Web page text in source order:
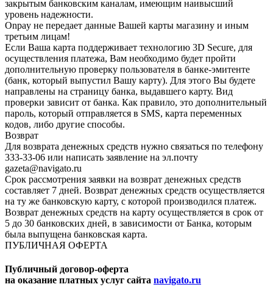
закрытым банковским каналам, имеющим наивысший
уровень надежности.
Onpay не передает данные Вашей карты магазину и иным
третьим лицам!
Если Ваша карта поддерживает технологию 3D Secure, для
осуществления платежа, Вам необходимо будет пройти
дополнительную проверку пользователя в банке-эмитенте
(банк, который выпустил Вашу карту). Для этого Вы будете
направлены на страницу банка, выдавшего карту. Вид
проверки зависит от банка. Как правило, это дополнительный
пароль, который отправляется в SMS, карта переменных
кодов, либо другие способы.
Возврат
Для возврата денежных средств нужно связаться по телефону
333-33-06 или написать заявление на эл.почту
gazeta@navigato.ru
Срок рассмотрения заявки на возврат денежных средств
составляет 7 дней. Возврат денежных средств осуществляется
на ту же банковскую карту, с которой производился платеж.
Возврат денежных средств на карту осуществляется в срок от
5 до 30 банковских дней, в зависимости от Банка, которым
была выпущена банковская карта.
ПУБЛИЧНАЯ ОФЕРТА
Публичный договор-оферта
на оказание платных услуг сайта navigato.ru